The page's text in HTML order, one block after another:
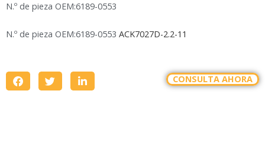
N.º de pieza OEM:6189-0553
N.º de pieza OEM:6189-0553 ACK7027D-2.2-11
CONSULTA AHORA